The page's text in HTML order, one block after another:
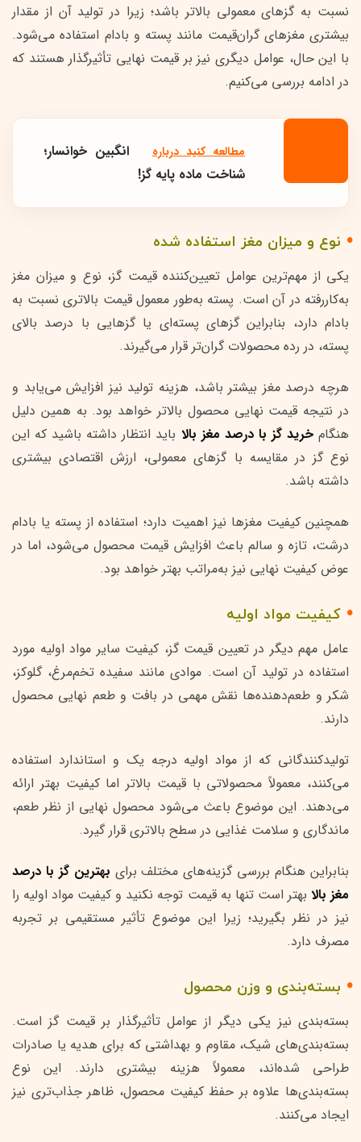
نسبت به گزهای معمولی بالاتر باشد؛ زیرا در تولید آن از مقدار
بیشتری مغزهای گران‌قیمت مانند پسته و بادام استفاده می‌شود.
با این حال، عوامل دیگری نیز بر قیمت نهایی تأثیرگذار هستند که
در ادامه بررسی می‌کنیم.
مطالعه کنید درباره‌
انگبین خوانسار؛
شناخت ماده پایه گز!
نوع و میزان مغز استفاده شده
یکی از مهم‌ترین عوامل تعیین‌کننده قیمت گز، نوع و میزان مغز
به‌کاررفته در آن است. پسته به‌طور معمول قیمت بالاتری نسبت به
بادام دارد، بنابراین گزهای پسته‌ای یا گزهایی با درصد بالای
پسته، در رده محصولات گران‌تر قرار می‌گیرند.
هرچه درصد مغز بیشتر باشد، هزینه تولید نیز افزایش می‌یابد و
در نتیجه قیمت نهایی محصول بالاتر خواهد بود. به همین دلیل
هنگامخرید گز با درصد مغز بالا باید انتظار داشته باشید که این
نوع گز در مقایسه با گزهای معمولی، ارزش اقتصادی بیشتری
داشته باشد.
همچنین کیفیت مغزها نیز اهمیت دارد؛ استفاده از پسته یا بادام
درشت، تازه و سالم باعث افزایش قیمت محصول می‌شود، اما در
عوض کیفیت نهایی نیز به‌مراتب بهتر خواهد بود.
کیفیت مواد اولیه
عامل مهم دیگر در تعیین قیمت گز، کیفیت سایر مواد اولیه مورد
استفاده در تولید آن است. موادی مانند سفیده تخم‌مرغ، گلوکز،
شکر و طعم‌دهنده‌ها نقش مهمی در بافت و طعم نهایی محصول
دارند.
تولیدکنندگانی که از مواد اولیه درجه یک و استاندارد استفاده
می‌کنند، معمولاً محصولاتی با قیمت بالاتر اما کیفیت بهتر ارائه
می‌دهند. این موضوع باعث می‌شود محصول نهایی از نظر طعم،
ماندگاری و سلامت غذایی در سطح بالاتری قرار گیرد.
بنابراین هنگام بررسی گزینه‌های مختلف برای بهترین گز با درصد
مغز بالا بهتر است تنها به قیمت توجه نکنید و کیفیت مواد اولیه را
نیز در نظر بگیرید؛ زیرا این موضوع تأثیر مستقیمی بر تجربه
مصرف دارد.
بسته‌بندی و وزن محصول
بسته‌بندی نیز یکی دیگر از عوامل تأثیرگذار بر قیمت گز است.
بسته‌بندی‌های شیک، مقاوم و بهداشتی که برای هدیه یا صادرات
طراحی شده‌اند، معمولاً هزینه بیشتری دارند. این نوع
بسته‌بندی‌ها علاوه بر حفظ کیفیت محصول، ظاهر جذاب‌تری نیز
ایجاد می‌کنند.